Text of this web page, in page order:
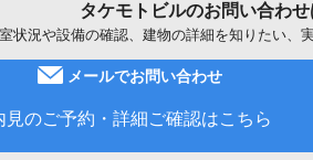
タケモトビルのお問い合わ
状況や設備の確認、建物の詳細を知りたい、
メールでお問い合わせ
見のご予約・詳細ご確認はこちら